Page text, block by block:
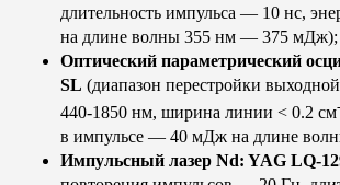
длительность импульса — 10 нс,
на длине волны 355 нм — 375 мДж);
Оптический параметрический
SL (диапазон перестройки
440-1850 нм, ширина линии < 0.2 см
в импульсе — 40 мДж на длине
Импульсный лазер Nd: YAG LQ-